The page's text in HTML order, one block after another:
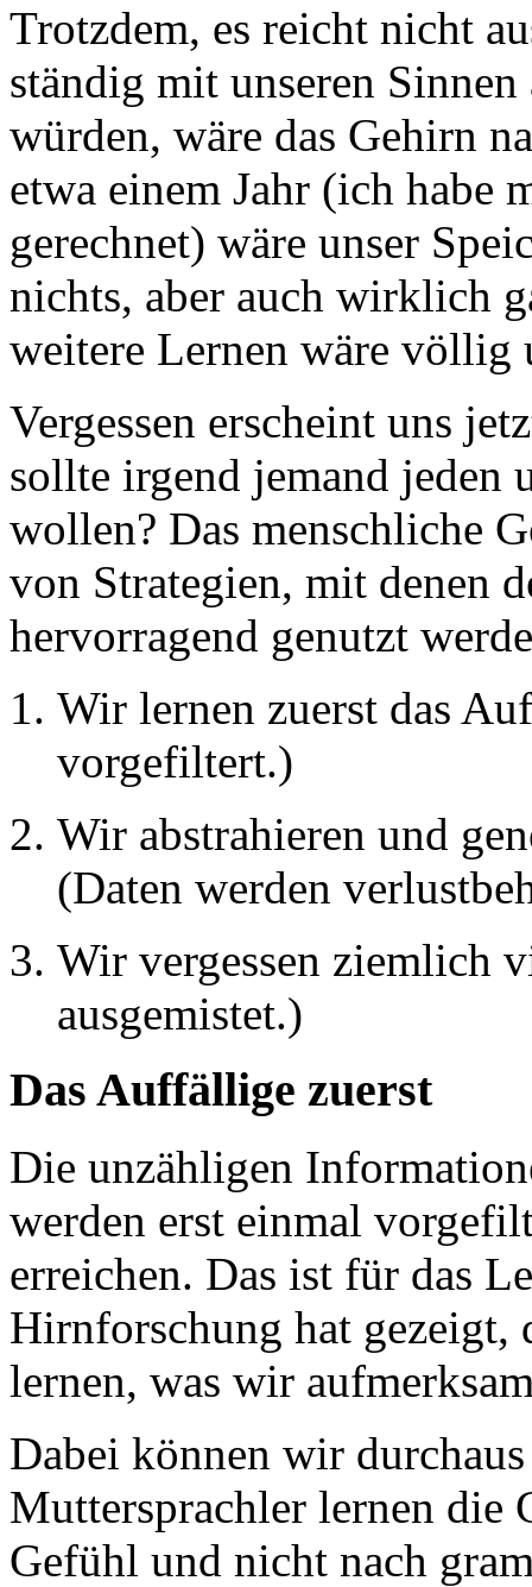
Trotzdem, es reicht nicht
ständig mit unseren
würden, wäre das Gehirn
etwa einem Jahr (ich habe
gerechnet) wäre unser
nichts, aber auch wirklich
weitere Lernen wäre völlig
Vergessen erscheint uns
sollte irgend jemand jeden
wollen? Das menschliche
von Strategien, mit denen
hervorragend genutzt
Wir lernen zuerst das
vorgefiltert.)
Wir abstrahieren und
(Daten werden
Wir vergessen ziemlich
ausgemistet.)
Das Auffällige zuerst
Die unzähligen
werden erst einmal
erreichen. Das ist für das
Hirnforschung hat gezeigt,
lernen, was wir
Dabei können wir
Muttersprachler lernen die
Gefühl und nicht nach